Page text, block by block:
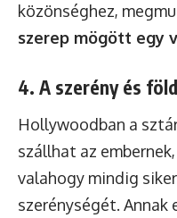
közönséghez,
szerep mögött egy
4. A szerény és
Hollywoodban a
szállhat az
valahogy mindig
szerénységét. Annak